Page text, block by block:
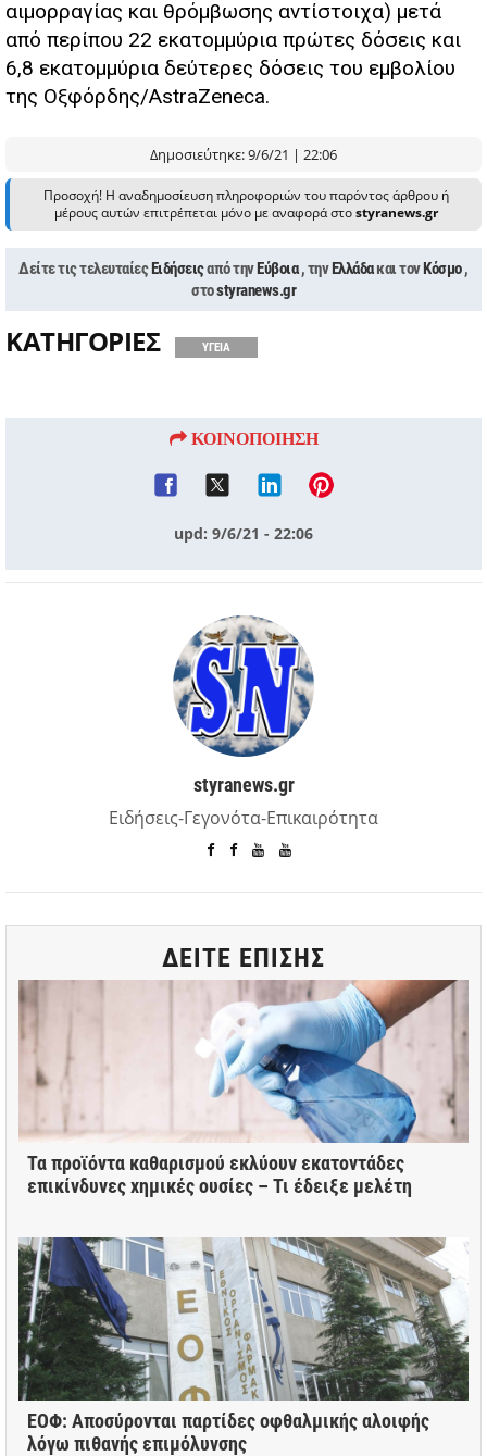
αιμορραγίας και θρόμβωσης αντίστοιχα) μετά
από περίπου 22 εκατομμύρια πρώτες δόσεις και
6,8 εκατομμύρια δεύτερες δόσεις του εμβολίου
της Οξφόρδης/AstraZeneca.
Δημοσιεύτηκε: 9/6/21 | 22:06
Προσοχή! Η αναδημοσίευση πληροφοριών του παρόντος άρθρου ή
μέρους αυτών επιτρέπεται μόνο με αναφορά στοstyranews.gr
Δείτε τις τελευταίεςΕιδήσειςαπό τηνΕύβοια , τηνΕλλάδακαι τονΚόσμο,
στοstyranews.gr
ΚΑΤΗΓΟΡΙΕΣ ΥΓΕΙΑ
ΚΟΙΝΟΠΟΙΗΣΗ
upd: 9/6/21 - 22:06
styranews.gr
Ειδήσεις-Γεγονότα-Επικαιρότητα
ΔΕΙΤΕ ΕΠΙΣΗΣ
Τα προϊόντα καθαρισμού εκλύουν εκατοντάδες
επικίνδυνες χημικές ουσίες – Τι έδειξε μελέτη
ΕΟΦ: Αποσύρονται παρτίδες οφθαλμικής αλοιφής
λόγω πιθανής επιμόλυνσης